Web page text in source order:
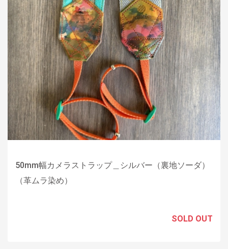
50mm幅カメラストラップ＿シルバー（裏地ソーダ）
（革ムラ染め）
SOLD OUT